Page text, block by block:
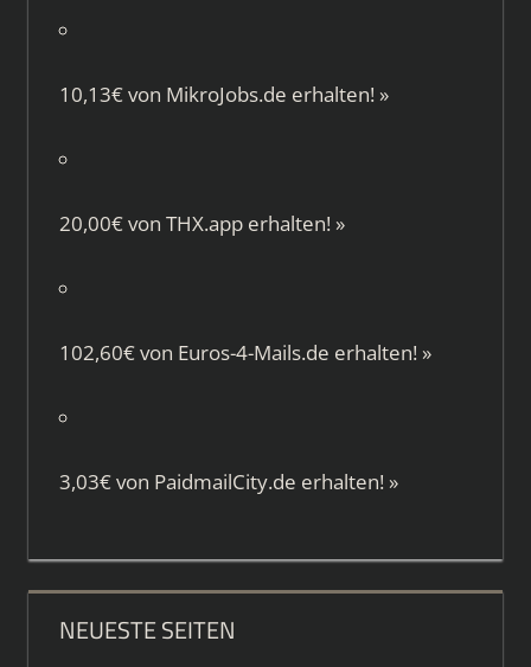
10,13€ von MikroJobs.de erhalten! »
20,00€ von THX.apperhalten! »
102,60€ von Euros-4-Mails.de erhalten! »
3,03€ von PaidmailCity.de erhalten! »
NEUESTE SEITEN